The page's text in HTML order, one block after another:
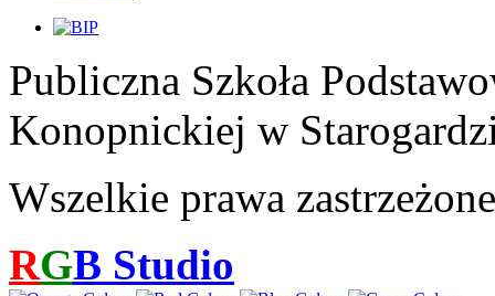
Publiczna Szkoła
Konopnickiej w
Wszelkie prawa zastrzeżone
RGB Studio